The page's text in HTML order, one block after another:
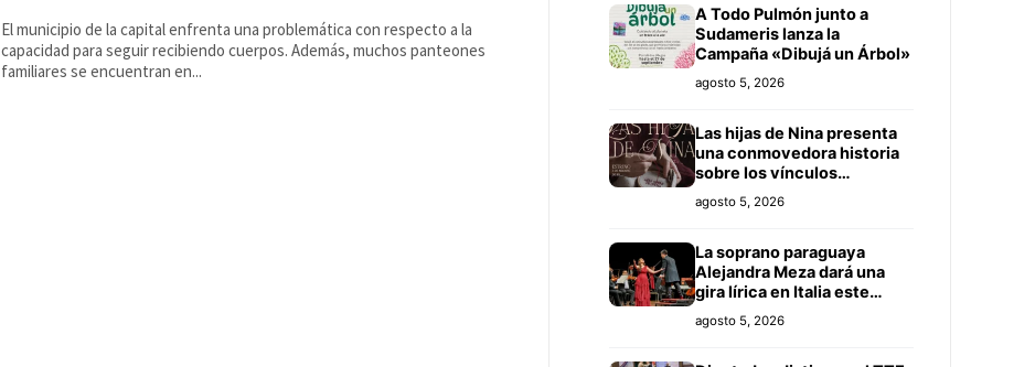
El municipio de la capital enfrenta una problemática con respecto a la
capacidad para seguir recibiendo cuerpos. Además, muchos panteones
familiares se encuentran en...
A Todo Pulmón junto a
Sudameris lanza la
Campaña «Dibujá un Árbol»
agosto 5, 2026
Las hijas de Nina presenta
una conmovedora historia
sobre los vínculos
familiares
agosto 5, 2026
La soprano paraguaya
Alejandra Meza dará una
gira lírica en Italia este
2026
agosto 5, 2026